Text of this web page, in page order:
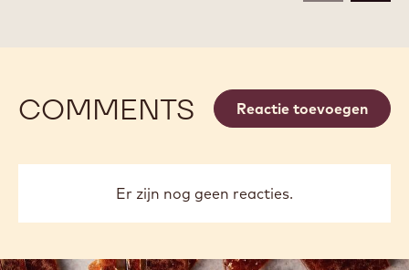
COMMENTS Reactie toevoegen
Er zijn nog geen reacties.